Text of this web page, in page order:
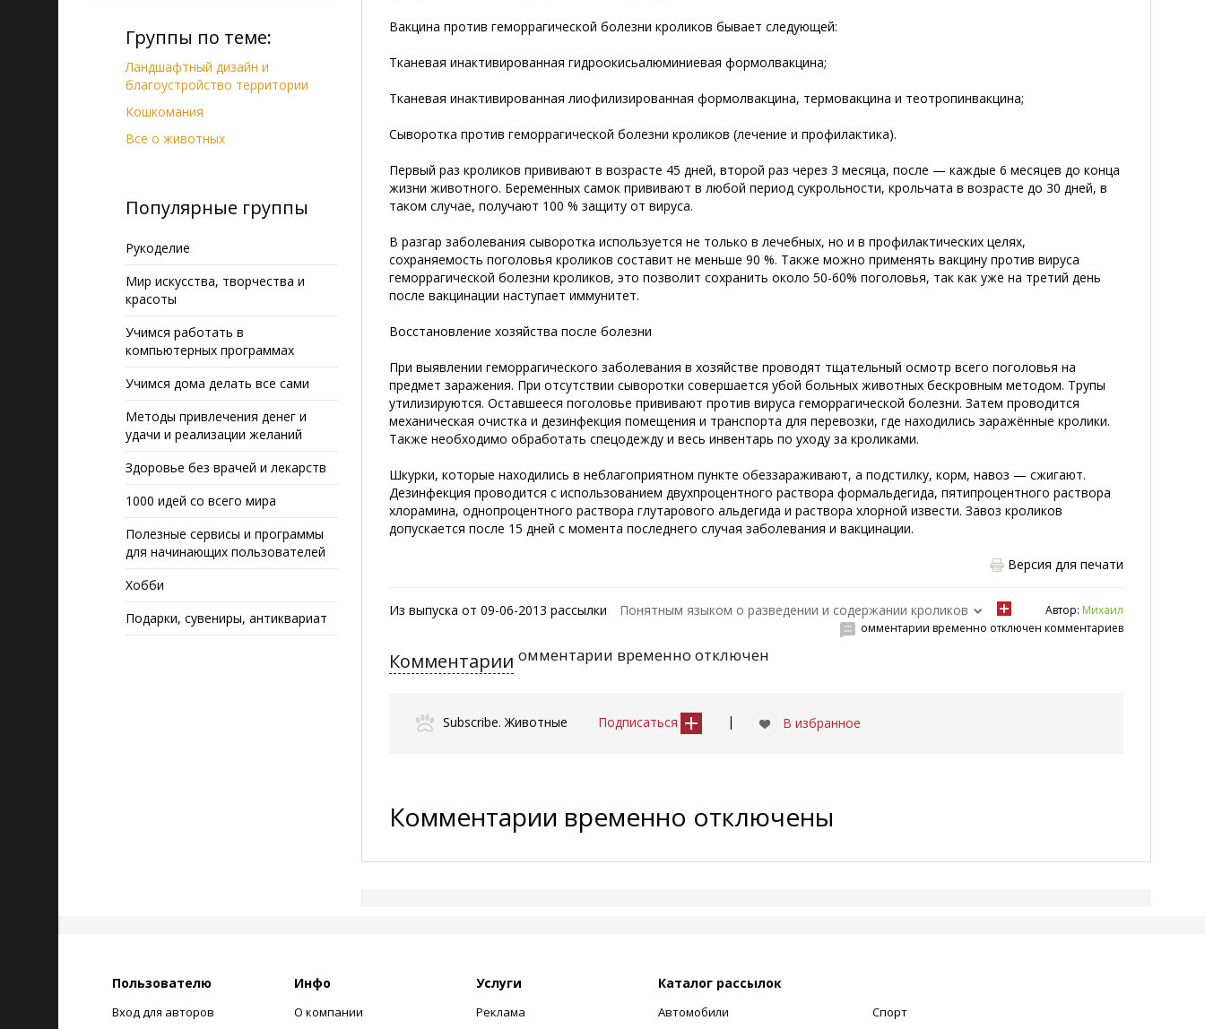
Группы по теме:
Ландшафтный дизайн и
благоустройство территории
Кошкомания
Все о животных
Популярные группы
Рукоделие
Мир искусства, творчества и
красоты
Учимся работать в
компьютерных программах
Учимся дома делать все сами
Методы привлечения денег и
удачи и реализации желаний
Здоровье без врачей и лекарств
1000 идей со всего мира
Полезные сервисы и программы
для начинающих пользователей
Хобби
Подарки, сувениры, антиквариат
Вакцина против геморрагической болезни кроликов бывает следующей:
Тканевая инактивированная гидроокисьалюминиевая формолвакцина;
Тканевая инактивированная лиофилизированная формолвакцина, термовакцина и теотропинвакцина;
Сыворотка против геморрагической болезни кроликов (лечение и профилактика).
Первый раз кроликов прививают в возрасте 45 дней, второй раз через 3 месяца, после — каждые 6 месяцев до конца
жизни животного. Беременных самок прививают в любой период сукрольности, крольчата в возрасте до 30 дней, в
таком случае, получают 100 % защиту от вируса.
В разгар заболевания сыворотка используется не только в лечебных, но и в профилактических целях,
сохраняемость поголовья кроликов составит не меньше 90 %. Также можно применять вакцину против вируса
геморрагической болезни кроликов, это позволит сохранить около 50-60% поголовья, так как уже на третий день
после вакцинации наступает иммунитет.
Восстановлениехозяйства после болезни
При выявлении геморрагического заболевания в хозяйстве проводят тщательный осмотр всего поголовья на
предмет заражения. При отсутствии сыворотки совершается убой больных животных бескровным методом. Трупы
утилизируются. Оставшееся поголовье прививают против вируса геморрагической болезни. Затем проводится
механическая очистка и дезинфекция помещения и транспорта для перевозки, где находились заражённые кролики.
Также необходимо обработать спецодежду и весь инвентарь по уходу за кроликами.
Шкурки, которые находились в неблагоприятном пункте обеззараживают, а подстилку, корм, навоз — сжигают.
Дезинфекция проводится с использованием двухпроцентного раствора формальдегида, пятипроцентного раствора
хлорамина, однопроцентного раствора глутарового альдегида и раствора хлорной извести. Завоз кроликов
допускается после 15 дней с момента последнего случая заболевания и вакцинации.
Версия для печати
Из выпуска от 09-06-2013 рассылки Понятным языком о разведении и содержании кроликов Автор: Михаил
омментарии временно отключен комментариев
Комментарии омментарии временно отключен
Subscribe. Животные Подписаться | В избранное
Комментарии временно отключены
Пользователю
Вход для авторов
Инфо
О компании
Услуги
Реклама
Каталог рассылок
Автомобили Спорт